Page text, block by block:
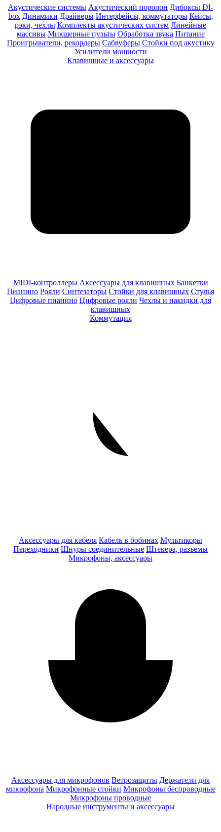
Акустические системы Акустический поролон Дибоксы DI-
box Динамики Драйверы Интерфейсы, коммутаторы Кейсы,
рэки, чехлы Комплекты акустических систем Линейные
массивы Микшерные пульты Обработка звука Питание
Проигрыватели, рекордеры Сабвуферы Стойки под акустику
Усилители мощности
Клавишные и аксессуары
MIDI-контроллеры Аксессуары для клавишных Банкетки
Пианино Рояли Синтезаторы Стойки для клавишных Стулья
Цифровые пианино Цифровые рояли Чехлы и накидки для
клавишных
Коммутация
Аксессуары для кабеля Кабель в бобинах Мультикоры
Переходники Шнуры соединительные Штекера, разъемы
Микрофоны, аксессуары
Аксессуары для микрофонов Ветрозащиты Держатели для
микрофона Микрофонные стойки Микрофоны беспроводные
Микрофоны проводные
Народные инструменты и аксессуары